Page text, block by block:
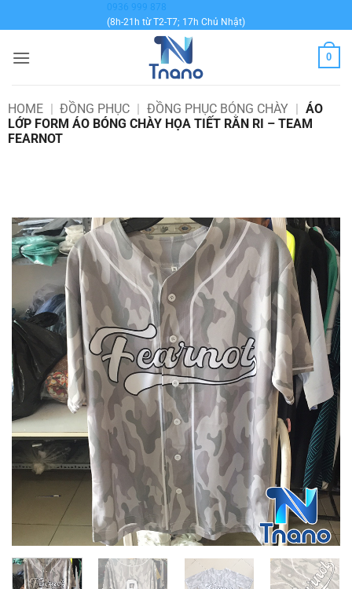
qua
dung
0936 999 878
(8h-21h từ T2-T7; 17h Chủ Nhật)
0
HOME | ĐỒNG PHỤC | ĐỒNG PHỤC BÓNG CHÀY | ÁO
LỚP FORM ÁO BÓNG CHÀY HỌA TIẾT RẰN RI – TEAM
FEARNOT